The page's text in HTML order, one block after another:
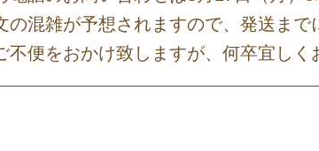
の混雑が予想されますので、発送まで
不便をおかけ致しますが、何卒宜しく